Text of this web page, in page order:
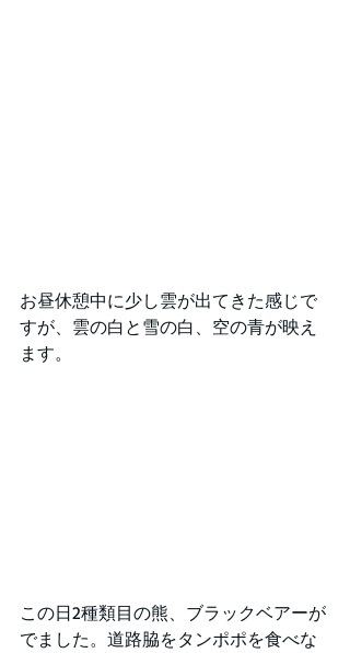
お昼休憩中に少し雲が出てきた感じで
すが、雲の白と雪の白、空の青が映え
ます。
この日2種類目の熊、ブラックベアーが
でました。道路脇をタンポポを食べな